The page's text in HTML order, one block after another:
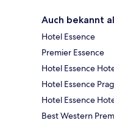
Auch bekannt
Hotel Essence
Premier Essence
Hotel Essence
Hotel Essence
Hotel Essence
Best Western